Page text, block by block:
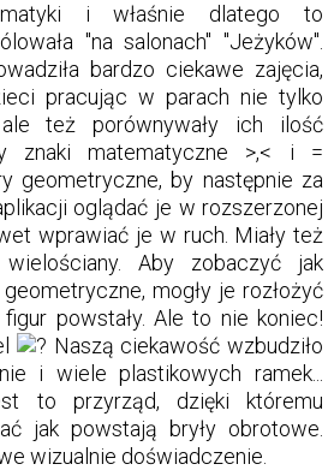
i właśnie dlatego to
"na salonach" "Jeżyków".
bardzo ciekawe zajęcia,
pracując w parach nie tylko
też porównywały ich ilość
znaki matematyczne >,< i =
geometryczne, by następnie za
oglądać je w rozszerzonej
wprawiać je w ruch. Miały też
Aby zobaczyć jak
mogły je rozłożyć
powstały. Ale to nie koniec!
Naszą ciekawość wzbudziło
i wiele plastikowych ramek...
to przyrząd, dzięki któremu
jak powstają bryły obrotowe.
wizualnie doświadczenie.